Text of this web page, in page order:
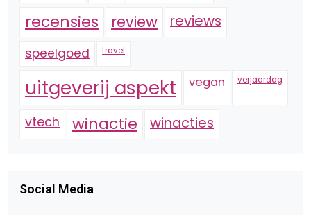
recensies review reviews
speelgoed travel
uitgeverij aspekt vegan verjaardag
vtech winactie winacties
Social Media